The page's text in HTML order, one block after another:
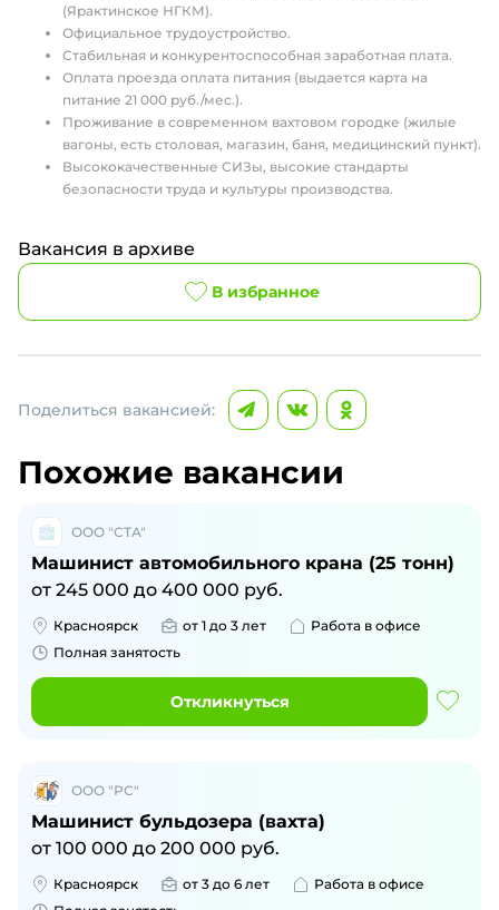
(Ярактинское НГКМ).
Официальное трудоустройство.
Стабильная и конкурентоспособная заработная плата.
Оплата проезда оплата питания (выдается карта на
питание 21 000 руб./мес.).
Проживание в современном вахтовом городке (жилые
вагоны, есть столовая, магазин, баня, медицинский пункт).
Высококачественные СИЗы, высокие стандарты
безопасности труда и культуры производства.
Вакансия в архиве
В избранное
Поделиться вакансией:
Похожие вакансии
ООО "СТА"
Машинист автомобильного крана (25 тонн)
от 245 000 до 400 000 руб.
Красноярск от 1 до 3 лет
Работа в офисе
Полная занятость
Откликнуться
ООО "РС"
Машинист бульдозера (вахта)
от 100 000 до 200 000 руб.
Красноярск от 3 до 6 лет
Работа в офисе